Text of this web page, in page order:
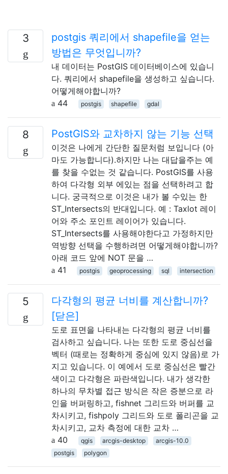
3
postgis 쿼리에서 shapefile을 얻는
방법은 무엇입니까?
내 데이터는 PostGIS 데이터베이스에 있습니
다. 쿼리에서 shapefile을 생성하고 싶습니다.
어떻게해야합니까?
44
postgis shapefile gdal
8 PostGIS와 교차하지 않는 기능 선택
이것은 나에게 간단한 질문처럼 보입니다 (아
마도 가능합니다).하지만 나는 대답을주는 예
를 찾을 수없는 것 같습니다. PostGIS를 사용
하여 다각형 외부 에있는 점을 선택하려고 합
니다. 궁극적으로 이것은 내가 볼 수있는 한
ST_Intersects의 반대입니다. 예 : Taxlot 레이
어와 주소 포인트 레이어가 있습니다.
ST_Intersects를 사용해야한다고 가정하지만
역방향 선택을 수행하려면 어떻게해야합니까?
아래 코드 앞에 NOT 문을 …
41
postgis geoprocessing sql intersection
5
다각형의 평균 너비를 계산합니까?
[닫은]
도로 표면을 나타내는 다각형의 평균 너비를
검사하고 싶습니다. 나는 또한 도로 중심선을
벡터 (때로는 정확하게 중심에 있지 않음)로 가
지고 있습니다. 이 예에서 도로 중심선은 빨간
색이고 다각형은 파란색입니다. 내가 생각한
하나의 무차별 접근 방식은 작은 증분으로 라
인을 버퍼링하고, fishnet 그리드와 버퍼를 교
차시키고, fishpoly 그리드와 도로 폴리곤을 교
차시키고, 교차 측정에 대한 교차 …
40
qgis arcgis-desktop
arcgis-10.0
postgis
polygon